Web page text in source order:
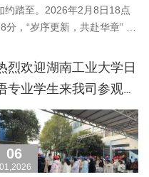
约踏至。2026年2月8日18点
分，“岁序更新，共赴华章” 湖
烈欢迎湖南工业大学日
专业学生来我司参观学
06
01,2026